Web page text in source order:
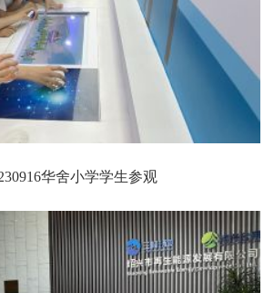
华舍小学学生参观